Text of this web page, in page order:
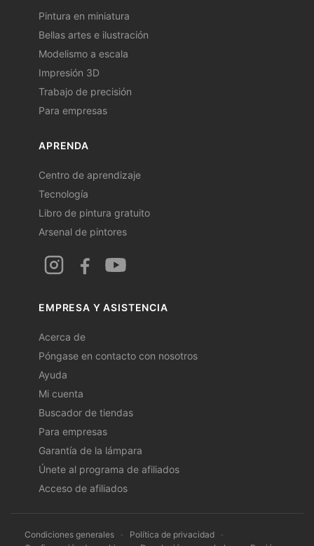
Pintura en miniatura
Bellas artes e ilustración
Modelismo a escala
Impresión 3D
Trabajo de precisión
Para empresas
APRENDA
Centro de aprendizaje
Tecnología
Libro de pintura gratuito
Arsenal de pintores
EMPRESA Y ASISTENCIA
Acerca de
Póngase en contacto con nosotros
Ayuda
Mi cuenta
Buscador de tiendas
Para empresas
Garantía de la lámpara
Únete al programa de afiliados
Acceso de afiliados
Condiciones generales - Política de privacidad -